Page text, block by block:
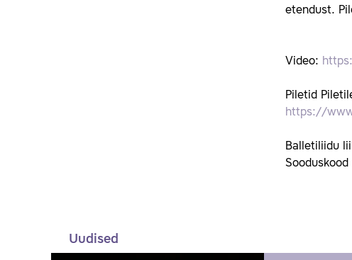
etendust.
Video:
Piletid
https://
Balletiliidu
Uudised